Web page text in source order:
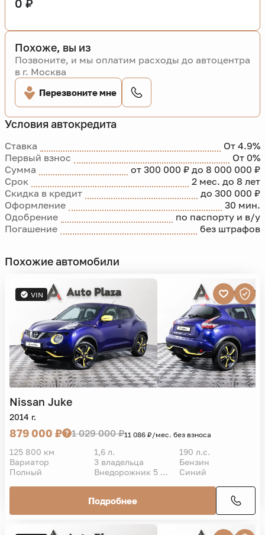
Условия автокредита
Ставка
От 4.9%
Первый взнос
От 0%
Сумма
от 300 000 ₽ до 8 000 000 ₽
Срок
2 мес. до 8 лет
Скидка в кредит
до 300 000 ₽
Оформление
30 мин.
Одобрение
по паспорту и в/у
Погашение
без штрафов
0 ₽
Похоже, вы из
Позвоните, и мы оплатим расходы до автоцентра
в г. Москва
Перезвоните мне
Похожие автомобили
VIN
Nissan Juke
2014 г.
879 000 ₽ 1 029 000 ₽11 086 ₽/мес. без взноса
125 800 км 1,6 л.
190 л.с.
Вариатор
3 владельца
Бензин
Полный
Внедорожник 5 дв. Синий
Подробнее